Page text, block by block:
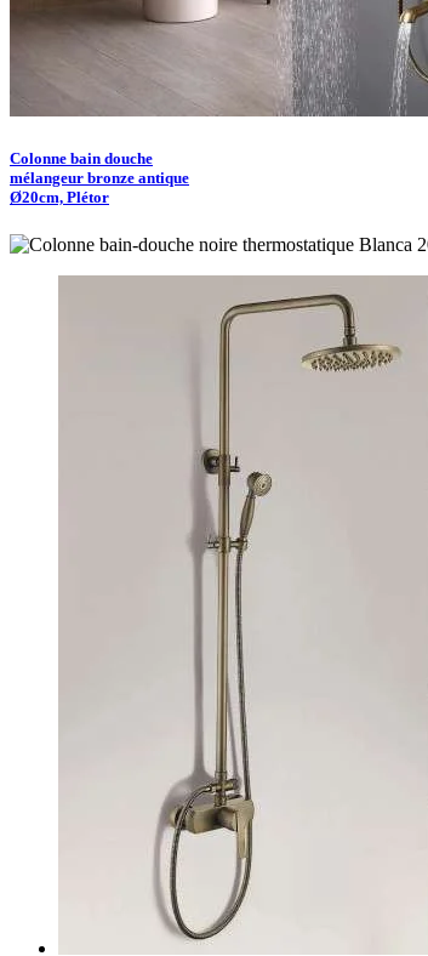
Colonne bain douche
mélangeur bronze antique
Ø20cm, Plétor